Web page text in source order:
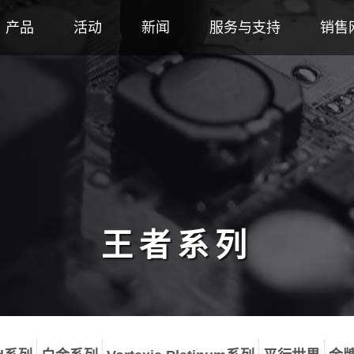
产品 活动 新闻 服务与支持 销售
王者系列